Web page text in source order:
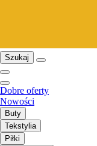
Szukaj
Dobre oferty
Nowości
Buty
Tekstylia
Piłki